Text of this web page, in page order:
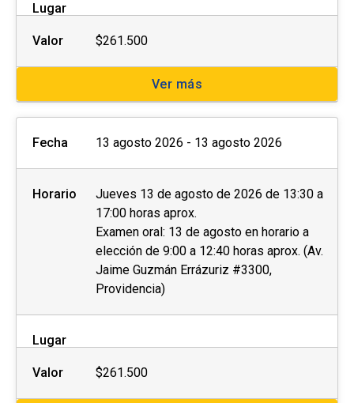
importante sobre el proceso de admisión y
matrícula.
Lugar
Valor $261.500
Ver más
Fecha 13 agosto 2026 - 13 agosto 2026
Horario
Jueves 13 de agosto de 2026 de 13:30 a
17:00 horas aprox.
Examen oral: 13 de agosto en horario a
elección de 9:00 a 12:40 horas aprox. (Av.
Jaime Guzmán Errázuriz #3300,
Providencia)
Lugar
Valor $261.500